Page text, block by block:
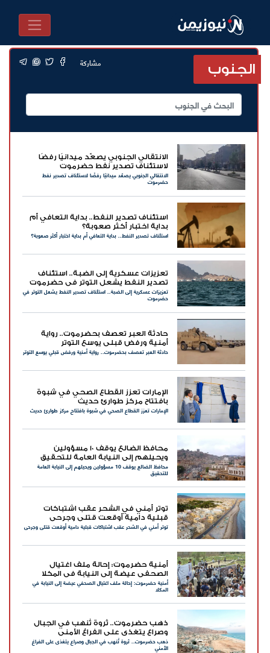
الجنوب مشاركة
الانتقالي الجنوبي يصعّد ميدانيًا رفضًا
لاستئناف تصدير نفط حضرموت
الانتقالي الجنوبي يصعّد ميدانيًا رفضًا لاستئناف تصدير نفط
حضرموت
استئناف تصدير النفط.. بداية التعافي أم
بداية اختبار أكثر صعوبة؟
استئناف تصدير النفط.. بداية التعافي أم بداية اختبار أكثر صعوبة؟
تعزيزات عسكرية إلى الضبة.. استئناف
تصدير النفط يشعل التوتر في حضرموت
تعزيزات عسكرية إلى الضبة.. استئناف تصدير النفط يشعل التوتر في
حضرموت
حادثة العبر تعصف بحضرموت.. رواية
أمنية ورفض قبلي يوسع التوتر
حادثة العبر تعصف بحضرموت.. رواية أمنية ورفض قبلي يوسع التوتر
الإمارات تعزز القطاع الصحي في شبوة
بافتتاح مركز طوارئ حديث
الإمارات تعزز القطاع الصحي في شبوة بافتتاح مركز طوارئ حديث
محافظ الضالع يوقف 10 مسؤولين
ويحيلهم إلى النيابة العامة للتحقيق
محافظ الضالع يوقف 10 مسؤولين ويحيلهم إلى النيابة العامة
للتحقيق
توتر أمني في الشحر عقب اشتباكات
قبلية دامية أوقعت قتلى وجرحى
توتر أمني في الشحر عقب اشتباكات قبلية دامية أوقعت قتلى وجرحى
أمنية حضرموت: إحالة ملف اغتيال
الصحفي عيضة إلى النيابة في المكلا
أمنية حضرموت: إحالة ملف اغتيال الصحفي عيضة إلى النيابة في
المكلا
ذهب حضرموت.. ثروة تُنهب في الجبال
وصراع يتغذى على الفراغ الأمني
ذهب حضرموت.. ثروة تُنهب في الجبال وصراع يتغذى على الفراغ
الأمني